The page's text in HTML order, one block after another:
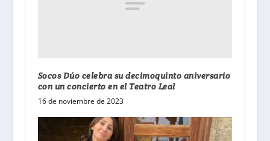
Socos Dúo celebra su decimoquinto aniversario
con un concierto en el Teatro Leal
16 de noviembre de 2023